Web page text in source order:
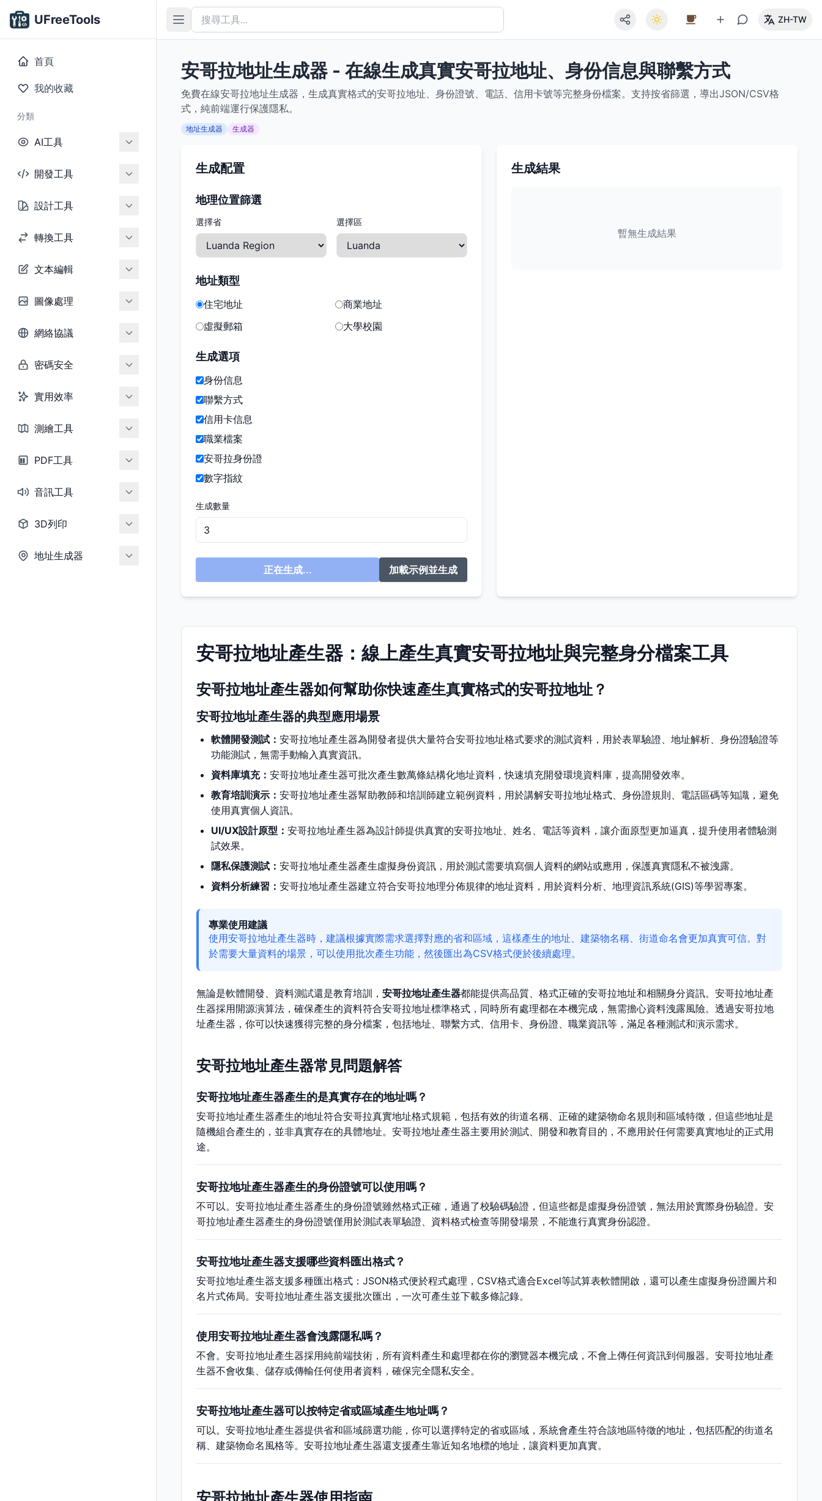
UFreeTools
首頁
我的收藏
分類
AI工具
開發工具
設計工具
轉換工具
文本編輯
圖像處理
網絡協議
密碼安全
實用效率
測繪工具
PDF工具
音訊工具
3D列印
地址生成器
ZH-TW
安哥拉地址生成器 - 在線生成真實安哥拉地址、身份信息與聯繫方式
免費在線安哥拉地址生成器，生成真實格式的安哥拉地址、身份證號、電話、信用卡號等完整身份檔案。支持按省篩選，導出JSON/CSV格
式，純前端運行保護隱私。
地址生成器 生成器
生成配置
地理位置篩選
選擇省 選擇區
地址類型
住宅地址
商業地址
虛擬郵箱
大學校園
生成選項
身份信息
聯繫方式
信用卡信息
職業檔案
安哥拉身份證
數字指紋
生成數量
正在生成... 加載示例並生成
生成結果
暫無生成結果
安哥拉地址產生器：線上產生真實安哥拉地址與完整身分檔案工具
安哥拉地址產生器如何幫助你快速產生真實格式的安哥拉地址？
安哥拉地址產生器的典型應用場景
軟體開發測試： 安哥拉地址產生器為開發者提供大量符合安哥拉地址格式要求的測試資料，用於表單驗證、地址解析、身份證驗證等
功能測試，無需手動輸入真實資訊。
資料庫填充： 安哥拉地址產生器可批次產生數萬條結構化地址資料，快速填充開發環境資料庫，提高開發效率。
教育培訓演示： 安哥拉地址產生器幫助教師和培訓師建立範例資料，用於講解安哥拉地址格式、身份證規則、電話區碼等知識，避免
使用真實個人資訊。
UI/UX設計原型： 安哥拉地址產生器為設計師提供真實的安哥拉地址、姓名、電話等資料，讓介面原型更加逼真，提升使用者體驗測
試效果。
隱私保護測試： 安哥拉地址產生器產生虛擬身份資訊，用於測試需要填寫個人資料的網站或應用，保護真實隱私不被洩露。
資料分析練習： 安哥拉地址產生器建立符合安哥拉地理分佈規律的地址資料，用於資料分析、地理資訊系統(GIS)等學習專案。
專業使用建議
使用安哥拉地址產生器時，建議根據實際需求選擇對應的省和區域，這樣產生的地址、建築物名稱、街道命名會更加真實可信。對
於需要大量資料的場景，可以使用批次產生功能，然後匯出為CSV格式便於後續處理。
無論是軟體開發、資料測試還是教育培訓， 安哥拉地址產生器都能提供高品質、格式正確的安哥拉地址和相關身分資訊。安哥拉地址產
生器採用開源演算法，確保產生的資料符合安哥拉地址標準格式，同時所有處理都在本機完成，無需擔心資料洩露風險。透過安哥拉地
址產生器，你可以快速獲得完整的身分檔案，包括地址、聯繫方式、信用卡、身份證、職業資訊等，滿足各種測試和演示需求。
安哥拉地址產生器常見問題解答
安哥拉地址產生器產生的是真實存在的地址嗎？
安哥拉地址產生器產生的地址符合安哥拉真實地址格式規範，包括有效的街道名稱、正確的建築物命名規則和區域特徵，但這些地址是
隨機組合產生的，並非真實存在的具體地址。安哥拉地址產生器主要用於測試、開發和教育目的，不應用於任何需要真實地址的正式用
途。
安哥拉地址產生器產生的身份證號可以使用嗎？
不可以。安哥拉地址產生器產生的身份證號雖然格式正確，通過了校驗碼驗證，但這些都是虛擬身份證號，無法用於實際身份驗證。安
哥拉地址產生器產生的身份證號僅用於測試表單驗證、資料格式檢查等開發場景，不能進行真實身份認證。
安哥拉地址產生器支援哪些資料匯出格式？
安哥拉地址產生器支援多種匯出格式：JSON格式便於程式處理，CSV格式適合Excel等試算表軟體開啟，還可以產生虛擬身份證圖片和
名片式佈局。安哥拉地址產生器支援批次匯出，一次可產生並下載多條記錄。
使用安哥拉地址產生器會洩露隱私嗎？
不會。安哥拉地址產生器採用純前端技術，所有資料產生和處理都在你的瀏覽器本機完成，不會上傳任何資訊到伺服器。安哥拉地址產
生器不會收集、儲存或傳輸任何使用者資料，確保完全隱私安全。
安哥拉地址產生器可以按特定省或區域產生地址嗎？
可以。安哥拉地址產生器提供省和區域篩選功能，你可以選擇特定的省或區域，系統會產生符合該地區特徵的地址，包括匹配的街道名
稱、建築物命名風格等。安哥拉地址產生器還支援產生靠近知名地標的地址，讓資料更加真實。